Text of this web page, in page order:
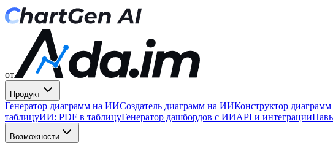
от
Продукт
Генератор диаграмм на ИИСоздатель диаграмм на ИИКонструктор
таблицуИИ: PDF в таблицуГенератор дашбордов с ИИAPI и интеграции
Возможности